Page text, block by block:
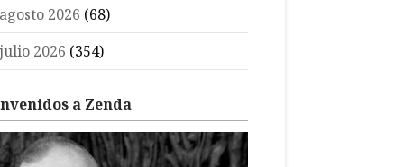
2026 (68)
2026 (354)
a Zenda